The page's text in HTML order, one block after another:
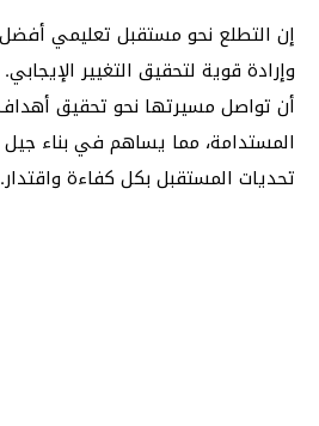
إن التطلع نحو مستقبل تعليمي أفضل
وإرادة قوية لتحقيق التغيير
أن تواصل مسيرتها نحو تحقيق أهداف
المستدامة، مما يساهم في بناء
تحديات المستقبل بكل كفاءة واقتدار.